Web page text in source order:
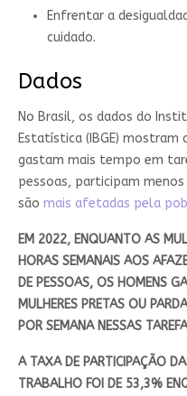
Enfrentar a
cuidado.
Dados
No Brasil, os dados do
Estatística (IBGE)
gastam mais tempo em
pessoas, participam
são mais afetadas pela
EM 2022, ENQUANTO AS
HORAS SEMANAIS AOS
DE PESSOAS, OS HOMENS
MULHERES PRETAS OU
POR SEMANA NESSAS
A TAXA DE PARTICIPAÇÃO
TRABALHO FOI DE 53,3%